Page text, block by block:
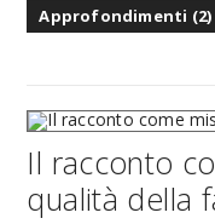
Approfondimenti (2)
Il racconto
qualità della